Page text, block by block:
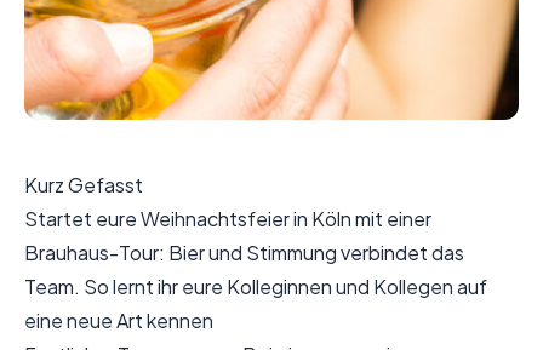
Kurz Gefasst
Startet eure Weihnachtsfeier in Köln mit einer
Brauhaus-Tour: Bier und Stimmung verbindet das
Team. So lernt ihr eure Kolleginnen und Kollegen auf
eine neue Art kennen